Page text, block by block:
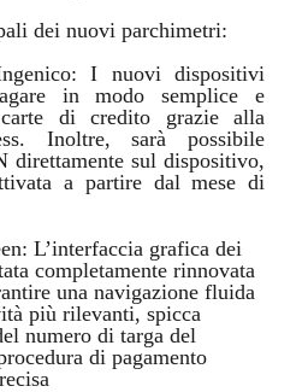
dei nuovi parchimetri:
I nuovi dispositivi
in modo semplice e
di credito grazie alla
Inoltre, sarà possibile
direttamente sul dispositivo,
a partire dal mese di
L’interfaccia grafica dei
completamente rinnovata
una navigazione fluida
più rilevanti, spicca
numero di targa del
di pagamento